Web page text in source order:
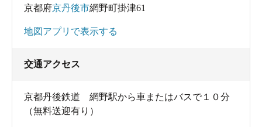
京都府京丹後市網野町掛津61
地図アプリで表示する
交通アクセス
京都丹後鉄道 網野駅から車またはバスで１０分
（無料送迎有り）